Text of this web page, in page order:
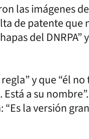
las imágenes
de patente que
del DNRPA”
y que “él
a su
la versión